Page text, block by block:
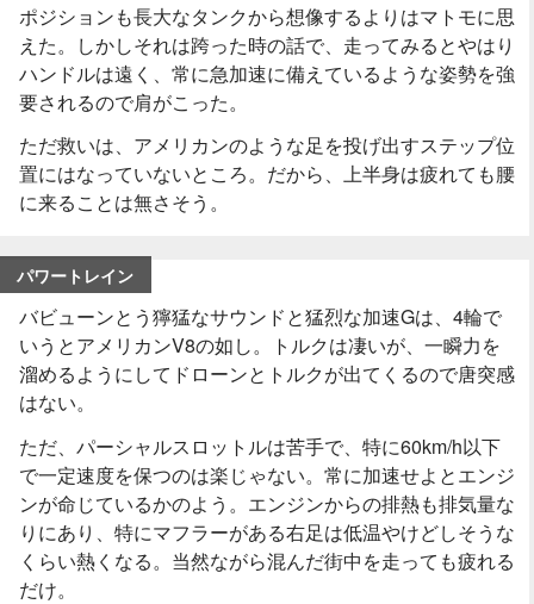
ポジションも長大なタンクから想像するよりはマトモに思
えた。しかしそれは跨った時の話で、走ってみるとやはり
ハンドルは遠く、常に急加速に備えているような姿勢を強
要されるので肩がこった。
ただ救いは、アメリカンのような足を投げ出すステップ位
置にはなっていないところ。だから、上半身は疲れても腰
に来ることは無さそう。
パワートレイン
バビューンとう獰猛なサウンドと猛烈な加速Gは、4輪で
いうとアメリカンV8の如し。トルクは凄いが、一瞬力を
溜めるようにしてドローンとトルクが出てくるので唐突感
はない。
ただ、パーシャルスロットルは苦手で、特に60km/h以下
で一定速度を保つのは楽じゃない。常に加速せよとエンジ
ンが命じているかのよう。エンジンからの排熱も排気量な
りにあり、特にマフラーがある右足は低温やけどしそうな
くらい熱くなる。当然ながら混んだ街中を走っても疲れる
だけ。